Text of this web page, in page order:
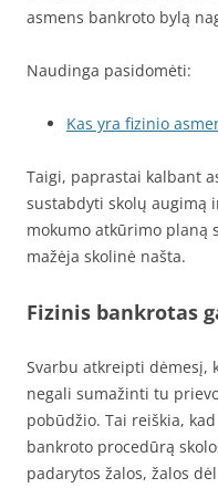
asmens bankroto bylą
Naudinga pasidomėti:
Kas yra fizinio
Taigi, paprastai kalbant
sustabdyti skolų augimą
mokumo atkūrimo planą
mažėja skolinė našta.
Fizinis bankrotas
Svarbu atkreipti dėmesį,
negali sumažinti tu
pobūdžio. Tai reiškia,
bankroto procedūrą
padarytos žalos, žalos